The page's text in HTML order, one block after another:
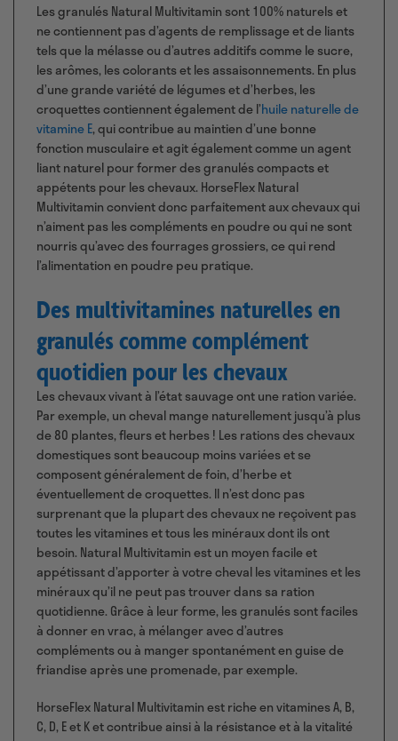
Les granulés Natural Multivitamin sont 100% naturels et
ne contiennent pas d’agents de remplissage et de liants
tels que la mélasse ou d’autres additifs comme le sucre,
les arômes, les colorants et les assaisonnements. En plus
d’une grande variété de légumes et d’herbes, les
croquettes contiennent également de l’huile naturelle de
vitamine E, qui contribue au maintien d’une bonne
fonction musculaire et agit également comme un agent
liant naturel pour former des granulés compacts et
appétents pour les chevaux. HorseFlex Natural
Multivitamin convient donc parfaitement aux chevaux qui
n’aiment pas les compléments en poudre ou qui ne sont
nourris qu’avec des fourrages grossiers, ce qui rend
l’alimentation en poudre peu pratique.
Des multivitamines naturelles en
granulés comme complément
quotidien pour les chevaux
Les chevaux vivant à l’état sauvage ont une ration variée.
Par exemple, un cheval mange naturellement jusqu’à plus
de 80 plantes, fleurs et herbes ! Les rations des chevaux
domestiques sont beaucoup moins variées et se
composent généralement de foin, d’herbe et
éventuellement de croquettes. Il n’est donc pas
surprenant que la plupart des chevaux ne reçoivent pas
toutes les vitamines et tous les minéraux dont ils ont
besoin. Natural Multivitamin est un moyen facile et
appétissant d’apporter à votre cheval les vitamines et les
minéraux qu’il ne peut pas trouver dans sa ration
quotidienne. Grâce à leur forme, les granulés sont faciles
à donner en vrac, à mélanger avec d’autres
compléments ou à manger spontanément en guise de
friandise après une promenade, par exemple.
HorseFlex Natural Multivitamin est riche en vitamines A, B,
C, D, E et K et contribue ainsi à la résistance et à la vitalité